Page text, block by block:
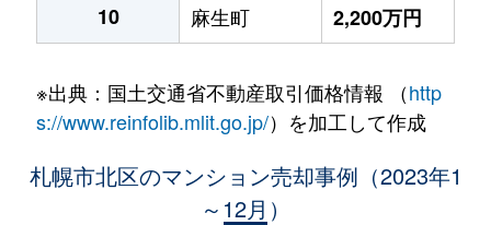
10
麻生町 2,200万円
※出典：国土交通省不動産取引価格情報 （http
s://www.reinfolib.mlit.go.jp/）を加工して作成
札幌市北区のマンション売却事例（2023年1
～12月）